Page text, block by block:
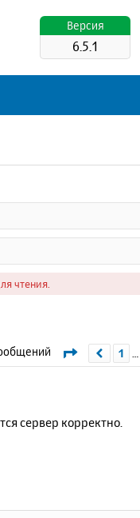
Версия
6.5.1
чтения.
СтраницаПред.
1
сервер корректно.